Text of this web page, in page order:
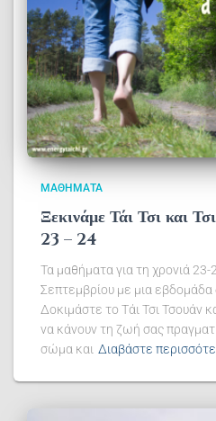
ΜΑΘΉΜΑΤΑ
Ξεκινάμε Τάι Τσι και
23 – 24
Τα μαθήματα για τη χρονιά 23-
Σεπτεμβρίου με μια
Δοκιμάστε το Τάι Τσι Τσουάν
να κάνουν τη ζωή σας
σώμα και Διαβάστε